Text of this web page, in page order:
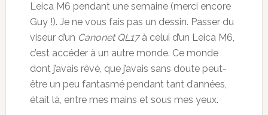
Leica M6 pendant une semaine (merci encore
Guy !). Je ne vous fais pas un dessin. Passer du
viseur d’un Canonet QL17à celui d’un Leica M6,
c’est accéder à un autre monde. Ce monde
dont j’avais rêvé, que j’avais sans doute peut-
être un peu fantasmé pendant tant d’années,
était là, entre mes mains et sous mes yeux.